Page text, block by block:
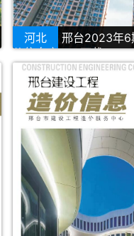
河北
邢台2023年6
价信息库PDF下载